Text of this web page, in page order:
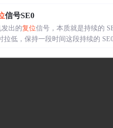
信号SE0
发出的复位信号，本质就是持续的
拉低，保持一段时间这段持续的